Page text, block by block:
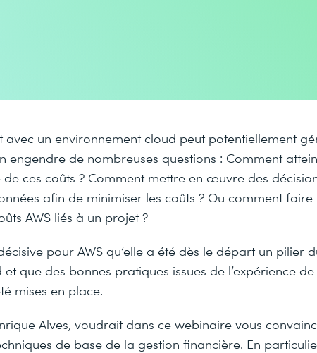
avec un environnement cloud peut potentiellement
engendre de nombreuses questions : Comment
ces coûts ? Comment mettre en œuvre des
afin de minimiser les coûts ? Ou comment faire
AWS liés à un projet ?
pour AWS qu’elle a été dès le départ un pilier
que des bonnes pratiques issues de l’expérience de
mises en place.
Alves, voudrait dans ce webinaire vous
de base de la gestion financière. En